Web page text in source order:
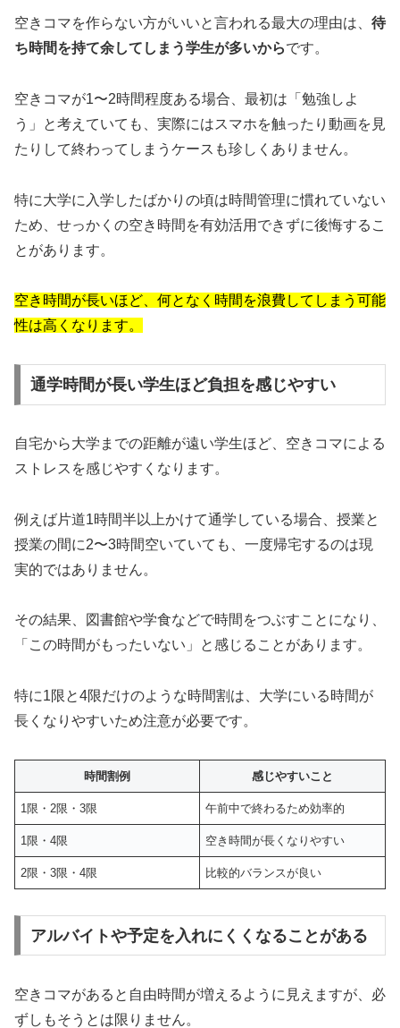
空きコマを作らない方がいいと言われる最大の理由は、 待
ち時間を持て余してしまう学生が多いからです。
空きコマが1〜2時間程度ある場合、最初は「勉強しよ
う」と考えていても、実際にはスマホを触ったり動画を見
たりして終わってしまうケースも珍しくありません。
特に大学に入学したばかりの頃は時間管理に慣れていない
ため、せっかくの空き時間を有効活用できずに後悔するこ
とがあります。
空き時間が長いほど、何となく時間を浪費してしまう可能
性は高くなります。
通学時間が長い学生ほど負担を感じやすい
自宅から大学までの距離が遠い学生ほど、空きコマによる
ストレスを感じやすくなります。
例えば片道1時間半以上かけて通学している場合、授業と
授業の間に2〜3時間空いていても、一度帰宅するのは現
実的ではありません。
その結果、図書館や学食などで時間をつぶすことになり、
「この時間がもったいない」と感じることがあります。
特に1限と4限だけのような時間割は、大学にいる時間が
長くなりやすいため注意が必要です。
時間割例 感じやすいこと
1限・2限・3限 午前中で終わるため効率的
1限・4限 空き時間が長くなりやすい
2限・3限・4限 比較的バランスが良い
アルバイトや予定を入れにくくなることがある
空きコマがあると自由時間が増えるように見えますが、必
ずしもそうとは限りません。